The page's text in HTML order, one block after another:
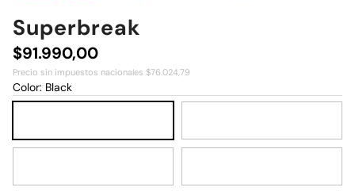
Superbreak
Precio normal
$91.990,00
Precio sin impuestos nacionales $76.024,79
Color: Black